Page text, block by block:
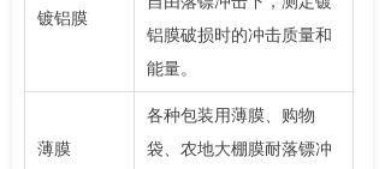
镀铝膜
铝膜破损时的冲击质量和
能量。
薄膜
各种包装用薄膜、购物
袋、农地大棚膜耐落镖冲